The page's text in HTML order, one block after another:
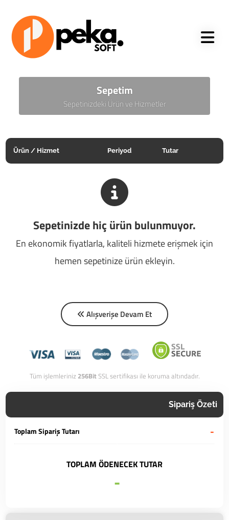
Sepetim
Sepetinizdeki Ürün ve Hizmetler
Ürün / Hizmet Periyod Tutar
Sepetinizde hiç ürün bulunmuyor.
En ekonomik fiyatlarla, kaliteli hizmete erişmek için
hemen sepetinize ürün ekleyin.
Alışverişe Devam Et
Tüm işlemleriniz 256BitSSL sertifikası ile koruma altındadır.
Sipariş Özeti
Toplam Sipariş Tutarı -
TOPLAM ÖDENECEK TUTAR
-